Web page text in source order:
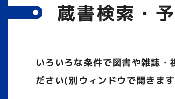
蔵書検索・
いろいろな条件で図書や雑誌
ださい(別ウィンドウで開きま